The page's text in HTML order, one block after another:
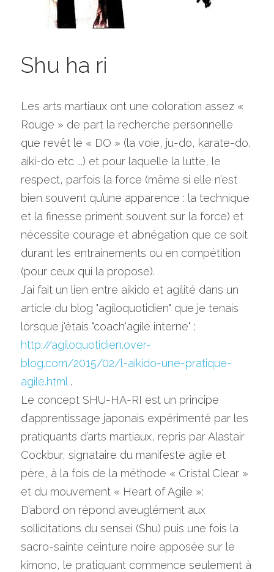
Shu ha ri
Les arts martiaux ont une coloration assez «
Rouge » de part la recherche personnelle
que revêt le « DO » (la voie, ju-do, karate-do,
aiki-do etc ...) et pour laquelle la lutte, le
respect, parfois la force (même si elle n’est
bien souvent qu’une apparence : la technique
et la finesse priment souvent sur la force) et
nécessite courage et abnégation que ce soit
durant les entrainements ou en compétition
(pour ceux qui la propose).
J’ai fait un lien entre aikido et agilité dans un
article du blog "agiloquotidien" que je tenais
http://agiloquotidien.over-
blog.com/2015/02/l-aikido-une-pratique-
agile.html .
Le concept SHU-HA-RI est un principe
d’apprentissage japonais expérimenté par les
pratiquants d’arts martiaux, repris par Alastair
Cockbur, signataire du manifeste agile et
père, à la fois de la méthode « Cristal Clear »
et du mouvement « Heart of Agile »:
D’abord on répond aveuglément aux
sollicitations du sensei (Shu) puis une fois la
sacro-sainte ceinture noire apposée sur le
kimono, le pratiquant commence seulement à